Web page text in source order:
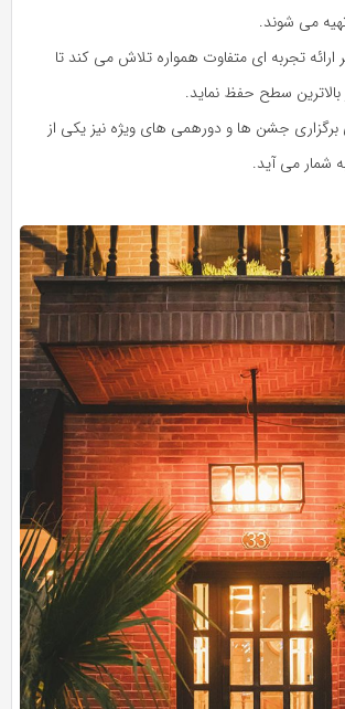
می‌ شوند.
ارائه تجربه‌ ای متفاوت همواره تلاش می‌ کند تا
سطح حفظ نماید.
برگزاری جشن‌ ها و دورهمی‌ های ویژه نیز یکی از
شمار می‌ آید.